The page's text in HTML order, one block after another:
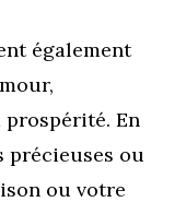
également
prospérité. En
précieuses ou
ou votre